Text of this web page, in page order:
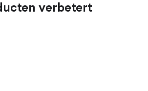
verbetert